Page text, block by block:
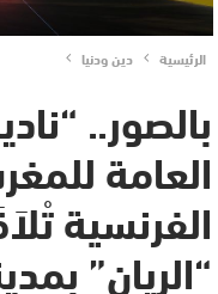
الرئيسية دين ودنيا
بالصور..
العامة
الفرنسية
“الريان”